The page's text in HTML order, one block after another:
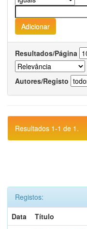
Resultados/Página
Autores/Registo
Resultados 1-1 de 1.
Registos:
Data
Título